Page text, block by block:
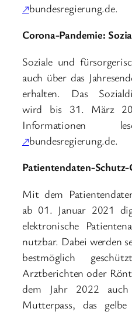
↗bundesregierung.de.
Corona-Pandemie:
Soziale und
auch über das
erhalten. Das
wird bis 31. März
↗bundesregierung.de.
Patientendaten-Schutz-
Mit dem
ab 01. Januar 2021
elektronische
nutzbar. Dabei werden
bestmöglich
Arztberichten oder
dem Jahr 2022
Mutterpass, das